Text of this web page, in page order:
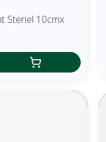
Steriel 10cmx